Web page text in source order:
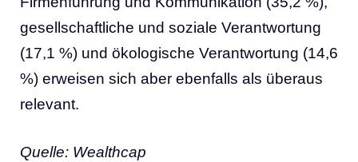
gesellschaftliche und soziale Verantwortung
(17,1 %) und ökologische Verantwortung (14,6
%) erweisen sich aber ebenfalls als überaus
relevant.
Quelle: Wealthcap